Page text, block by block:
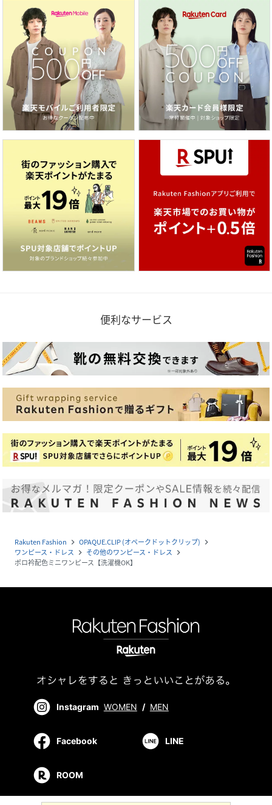
便利なサービス
Rakuten Fashion navigate_next OPAQUE.CLIP (オペークドットクリップ) navigate_next
ワンピース・ドレス navigate_next その他のワンピース・ドレス navigate_next
ポロ衿配色ミニワンピース【洗濯機OK】
Instagram WOMEN / MEN
Facebook LINE
ROOM